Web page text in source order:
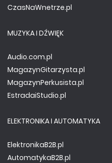
CzasNaWnetrze.pl
MUZYKA I DŹWIĘK
Audio.com.pl
MagazynGitarzysta.pl
MagazynPerkusista.pl
EstradaiStudio.pl
ELEKTRONIKA I AUTOMATYKA
ElektronikaB2B.pl
AutomatykaB2B.pl